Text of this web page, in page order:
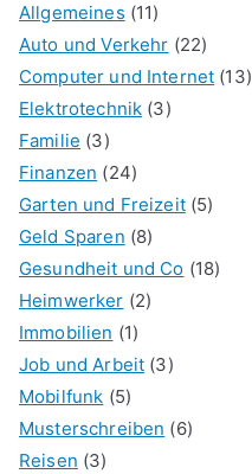
Allgemeines (11)
Auto und Verkehr (22)
Computer und Internet (13)
Elektrotechnik (3)
Familie (3)
Finanzen (24)
Garten und Freizeit(5)
Geld Sparen (8)
Gesundheit und Co (18)
Heimwerker (2)
Immobilien (1)
Job und Arbeit (3)
Mobilfunk (5)
Musterschreiben (6)
Reisen (3)